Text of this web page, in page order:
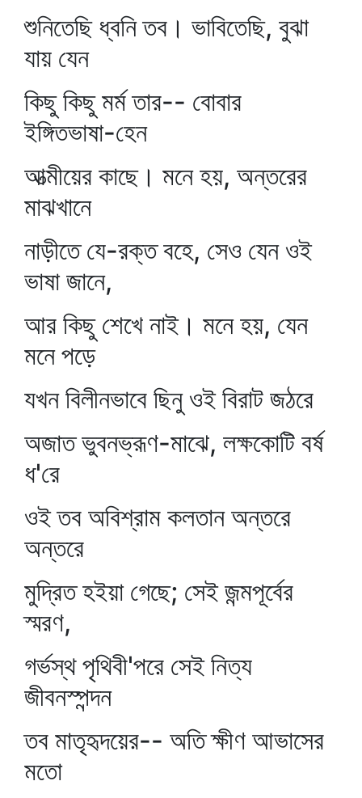
শুনিতেছি ধ্বনি তব। ভাবিতেছি, বুঝা
যায় যেন
কিছু কিছু মর্ম তার-- বোবার
ইঙ্গিতভাষা-হেন
আত্মীয়ের কাছে। মনে হয়, অন্তরের
মাঝখানে
নাড়ীতে যে-রক্ত বহে, সেও যেন ওই
ভাষা জানে,
আর কিছু শেখে নাই। মনে হয়, যেন
মনে পড়ে
যখন বিলীনভাবে ছিনু ওই বিরাট জঠরে
অজাত ভুবনভ্রূণ-মাঝে, লক্ষকোটি বর্ষ
ধ'রে
ওই তব অবিশ্রাম কলতান অন্তরে
অন্তরে
মুদ্রিত হইয়া গেছে; সেই জন্মপূর্বের
স্মরণ,
গর্ভস্থ পৃথিবী'পরে সেই নিত্য
জীবনস্পন্দন
তব মাতৃহৃদয়ের-- অতি ক্ষীণ আভাসের
মতো